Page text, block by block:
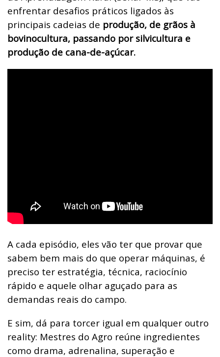
enfrentar desafios práticos ligados às
principais cadeias de produção, de grãos à
bovinocultura, passando por silvicultura e
produção de cana-de-açúcar.
A cada episódio, eles vão ter que provar que
sabem bem mais do que operar máquinas, é
preciso ter estratégia, técnica, raciocínio
rápido e aquele olhar aguçado para as
demandas reais do campo.
E sim, dá para torcer igual em qualquer outro
reality: Mestres do Agro reúne ingredientes
como drama, adrenalina, superação e